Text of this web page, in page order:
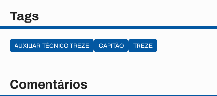
Tags
AUXILIAR TÉCNICO TREZE CAPITÃO TREZE
Comentários